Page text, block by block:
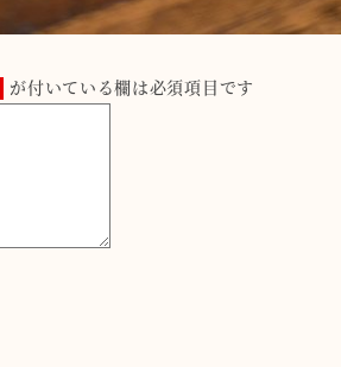
が付いている欄は必須項目です